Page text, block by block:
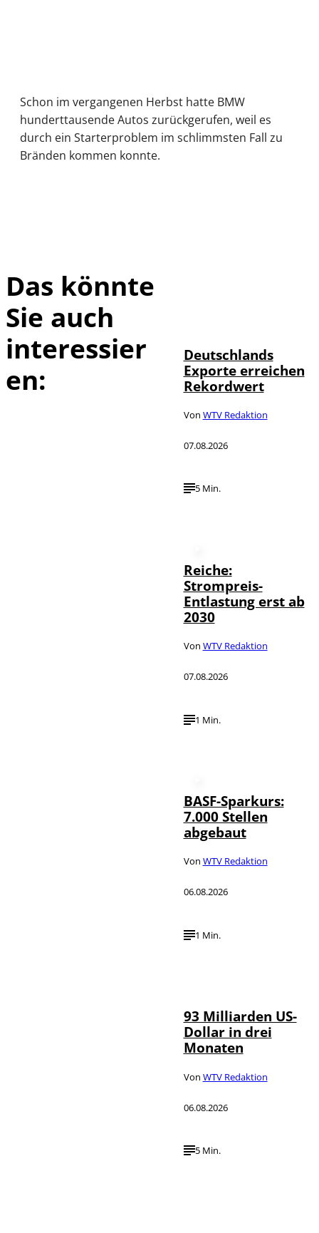
Schon im vergangenen Herbst hatte BMW
hunderttausende Autos zurückgerufen, weil es
durch ein Starterproblem im schlimmsten Fall zu
Bränden kommen konnte.
Das könnte
Sie auch
interessier
en:
Deutschlands
Exporte erreichen
Rekordwert
Von WTV Redaktion
07.08.2026
5 Min.
Reiche:
Strompreis-
Entlastung erst ab
2030
Von WTV Redaktion
07.08.2026
1 Min.
BASF-Sparkurs:
7.000 Stellen
abgebaut
Von WTV Redaktion
06.08.2026
1 Min.
93 Milliarden US-
Dollar in drei
Monaten
Von WTV Redaktion
06.08.2026
5 Min.